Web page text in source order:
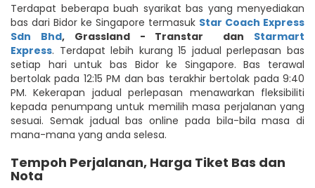
Terdapat beberapa buah syarikat bas yang menyediakan
bas dari Bidor ke Singapore termasuk Star Coach Express
Sdn Bhd, Grassland - Transtar dan Starmart
Express. Terdapat lebih kurang 15 jadual perlepasan bas
setiap hari untuk bas Bidor ke Singapore. Bas terawal
bertolak pada 12:15 PM dan bas terakhir bertolak pada 9:40
PM. Kekerapan jadual perlepasan menawarkan fleksibiliti
kepada penumpang untuk memilih masa perjalanan yang
sesuai. Semak jadual bas online pada bila-bila masa di
mana-mana yang anda selesa.
Tempoh Perjalanan, Harga Tiket Bas dan
Nota